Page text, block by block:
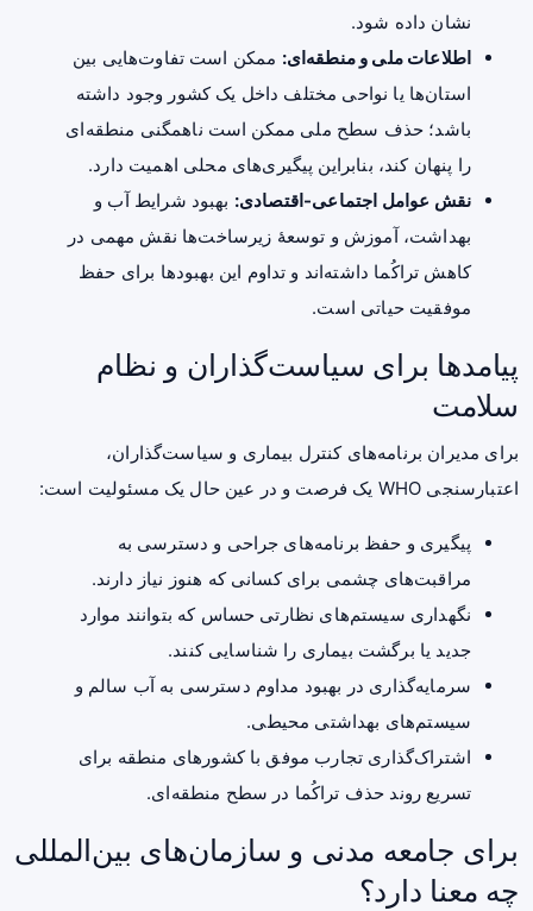
نشان داده شود.
اطلاعات ملی و منطقه‌ای: ممکن است تفاوت‌هایی بین
استان‌ها یا نواحی مختلف داخل یک کشور وجود داشته
باشد؛ حذف سطح ملی ممکن است ناهمگنی منطقه‌ای
را پنهان کند، بنابراین پیگیری‌های محلی اهمیت دارد.
نقش عوامل اجتماعی-اقتصادی: بهبود شرایط آب و
بهداشت، آموزش و توسعهٔ زیرساخت‌ها نقش مهمی در
کاهش تراکُما داشته‌اند و تداوم این بهبودها برای حفظ
موفقیت حیاتی است.
پیامدها برای سیاست‌گذاران و نظام
سلامت
برای مدیران برنامه‌های کنترل بیماری و سیاست‌گذاران،
اعتبارسنجی WHO یک فرصت و در عین حال یک مسئولیت است:
پیگیری و حفظ برنامه‌های جراحی و دسترسی به
مراقبت‌های چشمی برای کسانی که هنوز نیاز دارند.
نگهداری سیستم‌های نظارتی حساس که بتوانند موارد
جدید یا برگشت بیماری را شناسایی کنند.
سرمایه‌گذاری در بهبود مداوم دسترسی به آب سالم و
سیستم‌های بهداشتی محیطی.
اشتراک‌گذاری تجارب موفق با کشورهای منطقه برای
تسریع روند حذف تراکُما در سطح منطقه‌ای.
برای جامعه مدنی و سازمان‌های بین‌المللی
چه معنا دارد؟